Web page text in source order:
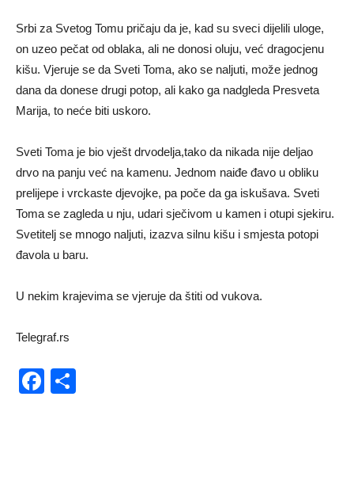
Srbi za Svetog Tomu pričaju da je, kad su sveci dijelili uloge,
on uzeo pečat od oblaka, ali ne donosi oluju, već dragocjenu
kišu. Vjeruje se da Sveti Toma, ako se naljuti, može jednog
dana da donese drugi potop, ali kako ga nadgleda Presveta
Marija, to neće biti uskoro.
Sveti Toma je bio vješt drvodelja,tako da nikada nije deljao
drvo na panju već na kamenu. Jednom naiđe đavo u obliku
prelijepe i vrckaste djevojke, pa poče da ga iskušava. Sveti
Toma se zagleda u nju, udari sječivom u kamen i otupi sjekiru.
Svetitelj se mnogo naljuti, izazva silnu kišu i smjesta potopi
đavola u baru.
U nekim krajevima se vjeruje da štiti od vukova.
Telegraf.rs
Facebook